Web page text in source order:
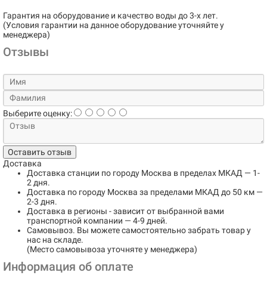
Гарантия на оборудование и качество воды до 3-х лет.
(Условия гарантии на данное оборудование уточняйте у
менеджера)
Отзывы
Выберите оценку:
Оставить отзыв
Доставка
Доставка станции по городу Москва в пределах МКАД — 1-
2 дня.
Доставка по городу Москва за пределами МКАД до 50 км —
2-3 дня.
Доставка в регионы - зависит от выбранной вами
транспортной компании — 4-9 дней.
Самовывоз. Вы можете самостоятельно забрать товар у
нас на складе.
(Место самовывоза уточняте у менеджера)
Информация об оплате